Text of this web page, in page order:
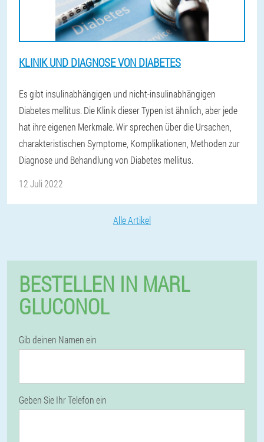
KLINIK UND DIAGNOSE VON DIABETES
Es gibt insulinabhängigen und nicht-insulinabhängigen
Diabetes mellitus. Die Klinik dieser Typen ist ähnlich, aber jede
hat ihre eigenen Merkmale. Wir sprechen über die Ursachen,
charakteristischen Symptome, Komplikationen, Methoden zur
Diagnose und Behandlung von Diabetes mellitus.
12 Juli 2022
Alle Artikel
BESTELLEN IN MARL
GLUCONOL
Gib deinen Namen ein
Geben Sie Ihr Telefon ein